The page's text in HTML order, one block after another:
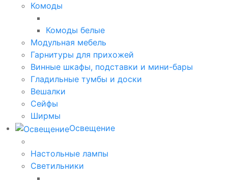
Комоды
Комоды белые
Модульная мебель
Гарнитуры для прихожей
Винные шкафы, подставки и мини-бары
Гладильные тумбы и доски
Вешалки
Сейфы
Ширмы
Освещение
Настольные лампы
Светильники